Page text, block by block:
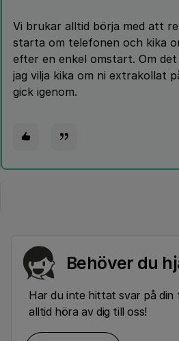
Vi brukar alltid börja med att
starta om telefonen och kika
efter en enkel omstart. Om
jag vilja kika om ni extrakollat
gick igenom.
Behöver du
Har du inte hittat svar på din
alltid höra av dig till oss!